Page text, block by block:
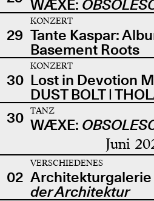
WÆXE:
29
KONZERT
Tante Kaspar:
Basement Roots
30
KONZERT
Lost in Devotion
DUST BOLT |
30
TANZ
WÆXE:
Juni
02
VERSCHIEDENES
Architekturgalerie
der Architektur